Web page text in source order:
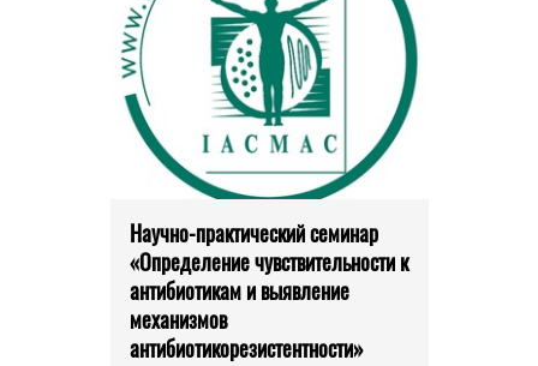
Научно-практический семинар
«Определение чувствительности к
антибиотикам и выявление
механизмов
антибиотикорезистентности»